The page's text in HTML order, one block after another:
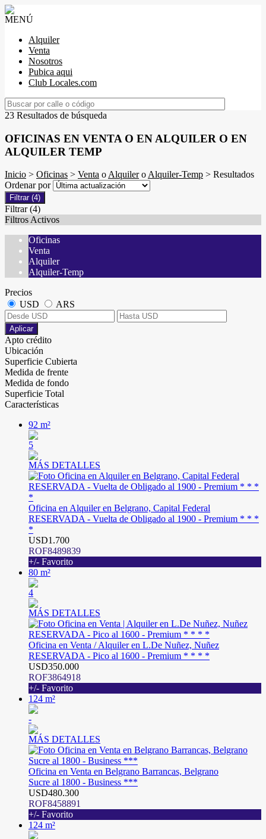
MENÚ
Alquiler
Venta
Nosotros
Pubica aqui
Club Locales.com
23 Resultados de búsqueda
OFICINAS EN VENTA O EN ALQUILER O EN
ALQUILER TEMP
Inicio > Oficinas > Venta oAlquileroAlquiler-Temp > Resultados
Ordenar por
Filtrar (4)
Filtrar (4)
Filtros Activos
Oficinas
Venta
Alquiler
Alquiler-Temp
Precios
USD
ARS
Aplicar
Apto crédito
Ubicación
Superficie Cubierta
Medida de frente
Medida de fondo
Superficie Total
Características
92 m²
5
MÁS DETALLES
Oficina en Alquiler en Belgrano, Capital Federal
RESERVADA - Vuelta de Obligado al 1900 - Premium * * *
*
USD1.700
ROF8489839
+/- Favorito
80 m²
4
MÁS DETALLES
Oficina en Venta / Alquiler en L.De Nuñez, Nuñez
RESERVADA - Pico al 1600 - Premium * * * *
USD350.000
ROF3864918
+/- Favorito
124 m²
-
MÁS DETALLES
Oficina en Venta en Belgrano Barrancas, Belgrano
Sucre al 1800 - Business ***
USD480.300
ROF8458891
+/- Favorito
124 m²